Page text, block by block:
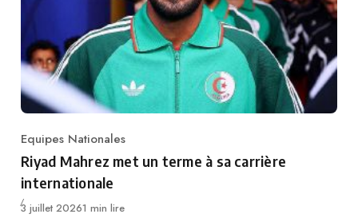
Category
Equipes Nationales
Riyad Mahrez met un terme à sa carrière
internationale
Publié
3 juillet 20261 min lire